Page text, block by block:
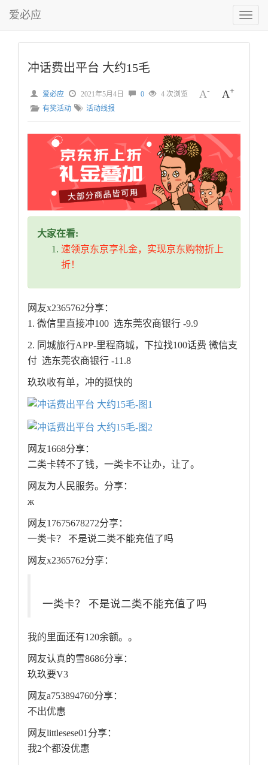
切
换
菜
爱必应
冲话费出平台 大约15毛
A- A+
爱必应 2021年5月4日 0
4 次浏览
有奖活动
活动线报
大家在看:
速领京东京享礼金，实现京东购物折上
折！
网友x2365762分享：
1. 微信里直接冲100 选东莞农商银行 -9.9
2. 同城旅行APP-里程商城，下拉找100话费 微信支
付 选东莞农商银行 -11.8
玖玖收有单，冲的挺快的
网友1668分享：
二类卡转不了钱，一类卡不让办，让了。
网友为人民服务。分享：
ж
网友17675678272分享：
一类卡？ 不是说二类不能充值了吗
网友x2365762分享：
一类卡？ 不是说二类不能充值了吗
我的里面还有120余额。。
网友认真的雪8686分享：
玖玖要V3
网友a753894760分享：
不出优惠
网友littlesese01分享：
我2个都没优惠